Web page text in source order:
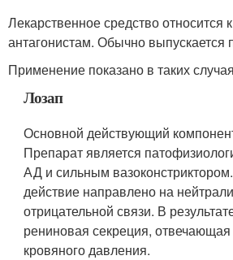
Лекарственное средство относится
антагонистам. Обычно выпускается
Применение показано в таких
Лозап
Основной действующий
Препарат является
АД и сильным
действие направлено на
отрицательной связи. В
рениновая секреция,
кровяного давления.